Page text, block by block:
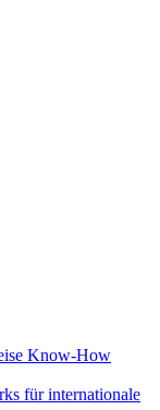
Know-How
für internationale